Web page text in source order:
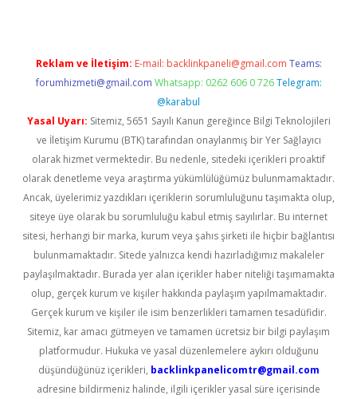
Reklam ve İletişim: E-mail: backlinkpaneli@gmail.com Teams:
forumhizmeti@gmail.com Whatsapp: 0262 606 0 726 Telegram:
@karabul
Yasal Uyarı: Sitemiz, 5651 Sayılı Kanun gereğince Bilgi Teknolojileri
ve İletişim Kurumu (BTK) tarafından onaylanmış bir Yer Sağlayıcı
olarak hizmet vermektedir. Bu nedenle, sitedeki içerikleri proaktif
olarak denetleme veya araştırma yükümlülüğümüz bulunmamaktadır.
Ancak, üyelerimiz yazdıkları içeriklerin sorumluluğunu taşımakta olup,
siteye üye olarak bu sorumluluğu kabul etmiş sayılırlar. Bu internet
sitesi, herhangi bir marka, kurum veya şahıs şirketi ile hiçbir bağlantısı
bulunmamaktadır. Sitede yalnızca kendi hazırladığımız makaleler
paylaşılmaktadır. Burada yer alan içerikler haber niteliği taşımamakta
olup, gerçek kurum ve kişiler hakkında paylaşım yapılmamaktadır.
Gerçek kurum ve kişiler ile isim benzerlikleri tamamen tesadüfidir.
Sitemiz, kar amacı gütmeyen ve tamamen ücretsiz bir bilgi paylaşım
platformudur. Hukuka ve yasal düzenlemelere aykırı olduğunu
düşündüğünüz içerikleri, backlinkpanelicomtr@gmail.com
adresine bildirmeniz halinde, ilgili içerikler yasal süre içerisinde